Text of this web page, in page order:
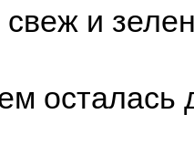
и
осталась